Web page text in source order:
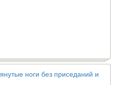
ноги без приседаний и